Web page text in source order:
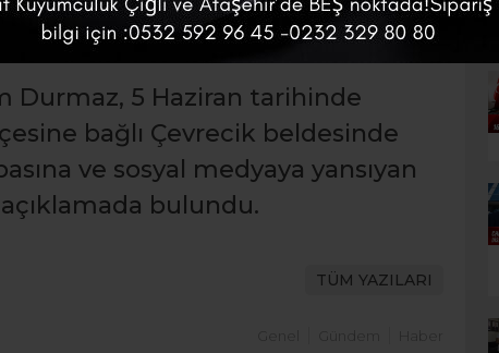
Durmaz, 5 Haziran tarihinde
bağlı Çevrecik beldesinde
ve sosyal medyaya yansıyan
bulundu.
TÜM YAZILARI
Gündem Haber